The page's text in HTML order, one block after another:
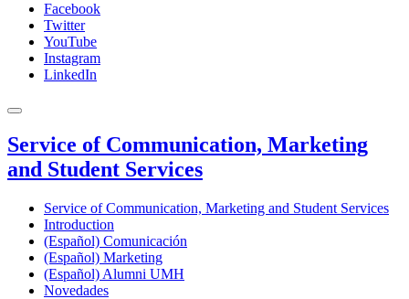
Facebook
Twitter
YouTube
Instagram
LinkedIn
Service of Communication, Marketing
and Student Services
Service of Communication, Marketing and Student Services
Introduction
(Español) Comunicación
(Español) Marketing
(Español) Alumni UMH
Novedades